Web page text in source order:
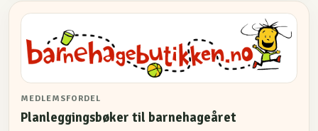
MEDLEMSFORDEL
Planleggingsbøker til barnehageåret